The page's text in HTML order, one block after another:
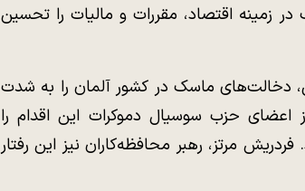
زمینه اقتصاد، مقررات و مالیات را تحسین
دخالت‌های ماسک در کشور آلمان را به شدت
اعضای حزب سوسیال دموکرات این اقدام را
مرتز، رهبر محافظه‌کاران نیز این رفتار